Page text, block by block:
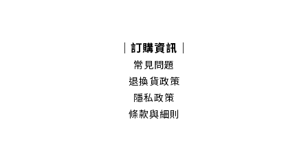
｜訂購資訊｜
常見問題
退換貨政策
隱私政策
條款與細則